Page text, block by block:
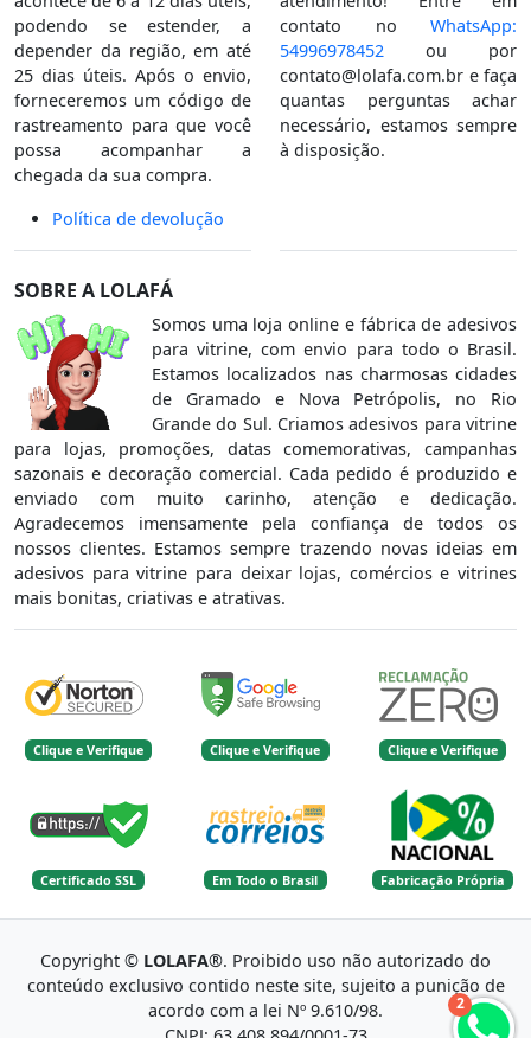
podendo se estender, a
depender da região, em até
25 dias úteis. Após o envio,
forneceremos um código de
rastreamento para que você
possa acompanhar a
chegada da sua compra.
Política de devolução
contato no WhatsApp:
54996978452 ou por
contato@lolafa.com.br e faça
quantas perguntas achar
necessário, estamos sempre
à disposição.
SOBRE A LOLAFÁ
Somos uma loja online e fábrica de adesivos
para vitrine, com envio para todo o Brasil.
Estamos localizados nas charmosas cidades
de Gramado e Nova Petrópolis, no Rio
Grande do Sul. Criamos adesivos para vitrine
para lojas, promoções, datas comemorativas, campanhas
sazonais e decoração comercial. Cada pedido é produzido e
enviado com muito carinho, atenção e dedicação.
Agradecemos imensamente pela confiança de todos os
nossos clientes. Estamos sempre trazendo novas ideias em
adesivos para vitrine para deixar lojas, comércios e vitrines
mais bonitas, criativas e atrativas.
Clique e Verifique Clique e Verifique Clique e Verifique
Certificado SSL Em Todo o Brasil Fabricação Própria
Copyright © LOLAFA®. Proibido uso não autorizado do
conteúdo exclusivo contido neste site, sujeito a punição de
acordo com a lei Nº 9.610/98.
2